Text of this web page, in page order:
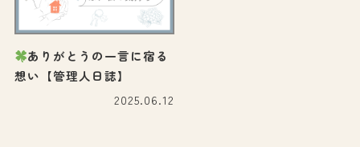
ありがとうの一言に宿る
想い【管理人日誌】
2025.06.12